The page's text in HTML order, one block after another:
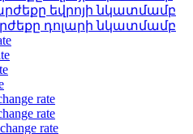
եվրոյի նկատմամբ
դոլարի նկատմամբ
rate
rate
rate